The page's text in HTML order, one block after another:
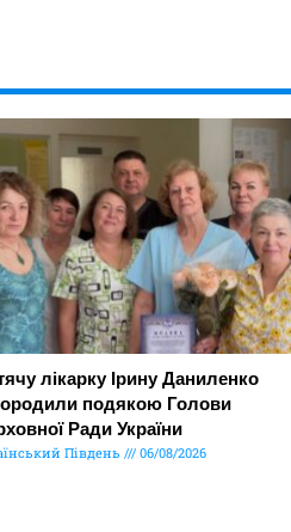
лікарку Ірину Даниленко
подякою Голови
Ради України
Південь 06/08/2026